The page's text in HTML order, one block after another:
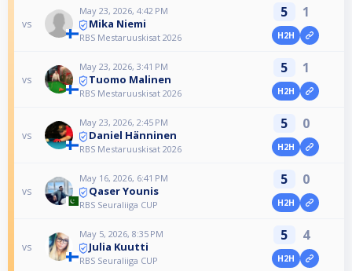
vs
May 23, 2026, 4:42 PM
Mika Niemi
RBS Mestaruuskisat 2026
5 1
H2H
vs
May 23, 2026, 3:41 PM
Tuomo Malinen
RBS Mestaruuskisat 2026
5 1
H2H
vs
May 23, 2026, 2:45 PM
Daniel Hänninen
RBS Mestaruuskisat 2026
5 0
H2H
vs
May 16, 2026, 6:41 PM
Qaser Younis
RBS Seuraliiga CUP
5 0
H2H
vs
May 5, 2026, 8:35 PM
Julia Kuutti
RBS Seuraliiga CUP
5 4
H2H